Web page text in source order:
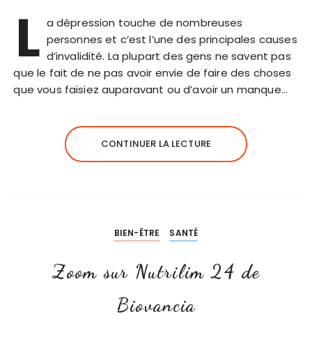
L a dépression touche de nombreuses
personnes et c’est l’une des principales causes
d’invalidité. La plupart des gens ne savent pas
que le fait de ne pas avoir envie de faire des choses
que vous faisiez auparavant ou d’avoir un manque…
CONTINUER LA LECTURE
BIEN-ÊTRE SANTÉ
Zoom sur Nutrilim 24 de
Biovancia